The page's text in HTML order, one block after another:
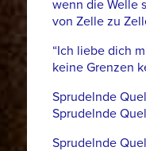
wenn die Welle
von Zelle zu
“Ich liebe dich
keine Grenzen
Sprudelnde
Sprudelnde
Sprudelnde